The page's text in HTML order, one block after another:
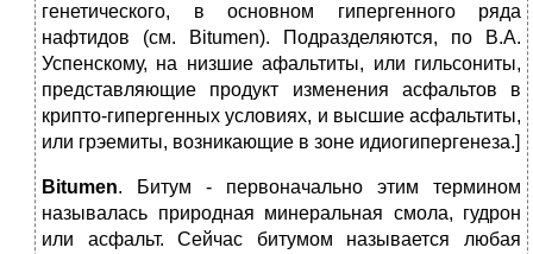
генетического, в основном гипергенного ряда
нафтидов (см. Bitumen). Подразделяются, по В.А.
Успенскому, на низшие афальтиты, или гильсониты,
представляющие продукт изменения асфальтов в
крипто-гипергенных условиях, и высшие асфальтиты,
или грэемиты, возникающие в зоне идиогипергенеза.]
Bitumen. Битум - первоначально этим термином
называлась природная минеральная смола, гудрон
или асфальт. Сейчас битумом называется любая